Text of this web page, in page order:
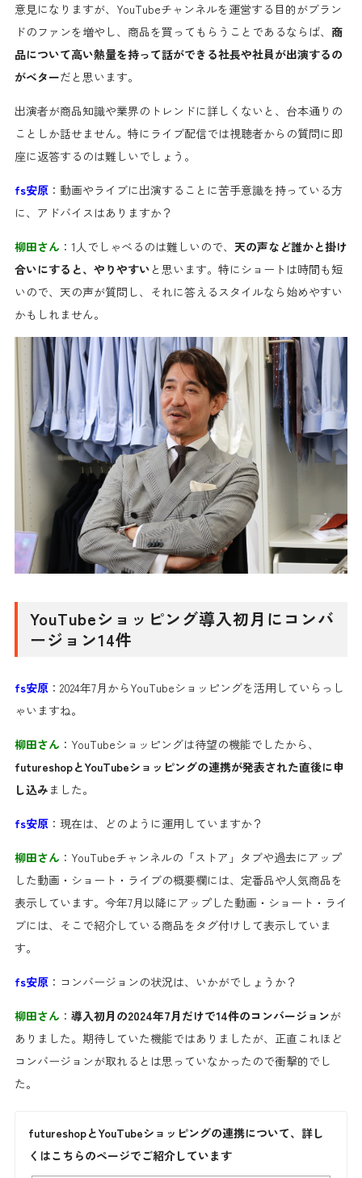
意見になりますが、YouTubeチャンネルを運営する目的がブラン
ドのファンを増やし、商品を買ってもらうことであるならば、 商
品について高い熱量を持って話ができる社長や社員が出演するの
がベターだと思います。
出演者が商品知識や業界のトレンドに詳しくないと、台本通りの
ことしか話せません。特にライブ配信では視聴者からの質問に即
座に返答するのは難しいでしょう。
fs安原：動画やライブに出演することに苦手意識を持っている方
に、アドバイスはありますか？
柳田さん ：1人でしゃべるのは難しいので、 天の声など誰かと掛け
合いにすると、やりやすい と思います。特にショートは時間も短
いので、天の声が質問し、それに答えるスタイルなら始めやすい
かもしれません。
YouTubeショッピング導入初月にコンバ
ージョン14件
fs安原：2024年7月からYouTubeショッピングを活用していらっし
ゃいますね。
柳田さん ：YouTubeショッピングは待望の機能でしたから、
futureshopとYouTubeショッピングの連携が発表された直後に申
し込み ました。
fs安原：現在は、どのように運用していますか？
柳田さん ：YouTubeチャンネルの「ストア」タブや過去にアップ
した動画・ショート・ライブの概要欄には、定番品や人気商品を
表示しています。今年7月以降にアップした動画・ショート・ライ
ブには、そこで紹介している商品をタグ付けして表示していま
す。
fs安原：コンバージョンの状況は、いかがでしょうか？
柳田さん ： 導入初月の2024年7月だけで14件のコンバージョンが
ありました。期待していた機能ではありましたが、正直これほど
コンバージョンが取れるとは思っていなかったので衝撃的でし
た。
futureshopとYouTubeショッピングの連携について、詳し
くはこちらのページでご紹介しています